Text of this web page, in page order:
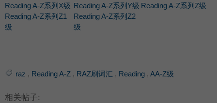
Reading A-Z系列X级 Reading A-Z系列Y级 Reading A-Z系列Z级
Reading A-Z系列Z1
级
Reading A-Z系列Z2
级
raz , Reading A-Z , RAZ刷词汇 , Reading , AA-Z级
相关帖子: